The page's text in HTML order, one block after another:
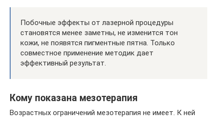
Побочные эффекты от лазерной процедуры
становятся менее заметны, не изменится тон
кожи, не появятся пигментные пятна. Только
совместное применение методик дает
эффективный результат.
Кому показана мезотерапия
Возрастных ограничений мезотерапия не имеет. К ней